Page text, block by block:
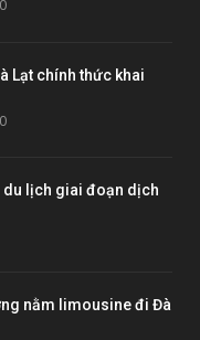
0
Lạt chính thức khai
0
du lịch giai đoạn dịch
nằm limousine đi Đà